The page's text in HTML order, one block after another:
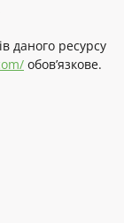
даного ресурсу
обов’язкове.